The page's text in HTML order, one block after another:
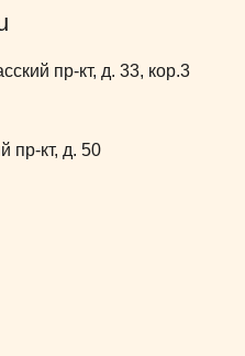
пр-кт, д. 33, кор.3
пр-кт, д. 50